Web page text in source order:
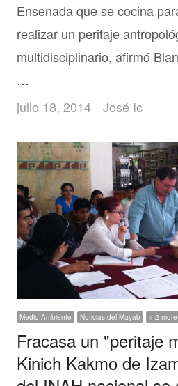
Ensenada que se cocina
realizar un peritaje
multidisciplinario, afirmó
…
julio 18, 2014
Author
José Ic
Medio Ambiente Noticias del Mayab + 2 more
Fracasa un "peritaje
Kinich Kakmo de